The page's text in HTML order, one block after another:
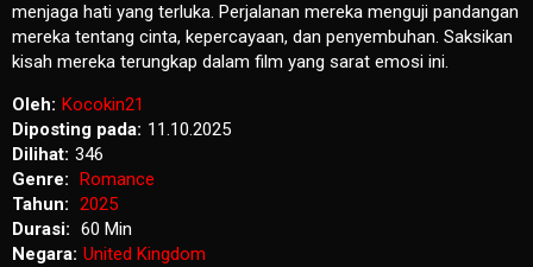
menjaga hati yang terluka. Perjalanan mereka menguji pandangan
mereka tentang cinta, kepercayaan, dan penyembuhan. Saksikan
kisah mereka terungkap dalam film yang sarat emosi ini.
Oleh: Kocokin21
Diposting pada: 11.10.2025
Dilihat: 346
Genre:
Romance
Tahun: 2025
Durasi: 60 Min
Negara: United Kingdom